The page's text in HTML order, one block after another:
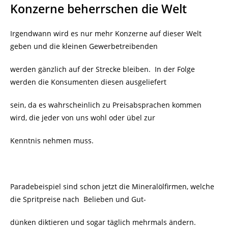
Konzerne beherrschen die Welt
Irgendwann wird es nur mehr Konzerne auf dieser Welt
geben und die kleinen Gewerbetreibenden
werden gänzlich auf der Strecke bleiben. In der Folge
werden die Konsumenten diesen ausgeliefert
sein, da es wahrscheinlich zu Preisabsprachen kommen
wird, die jeder von uns wohl oder übel zur
Kenntnis nehmen muss.
Paradebeispiel sind schon jetzt die Mineralölfirmen, welche
die Spritpreise nach Belieben und Gut-
dünken diktieren und sogar täglich mehrmals ändern.